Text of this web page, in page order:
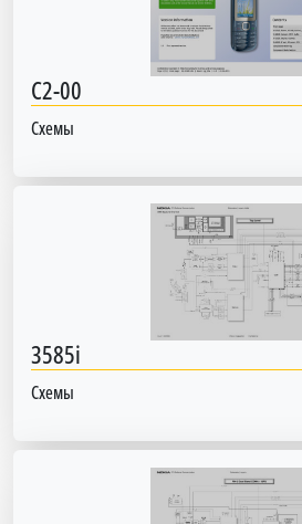
C2-00
Схемы
3585i
Схемы